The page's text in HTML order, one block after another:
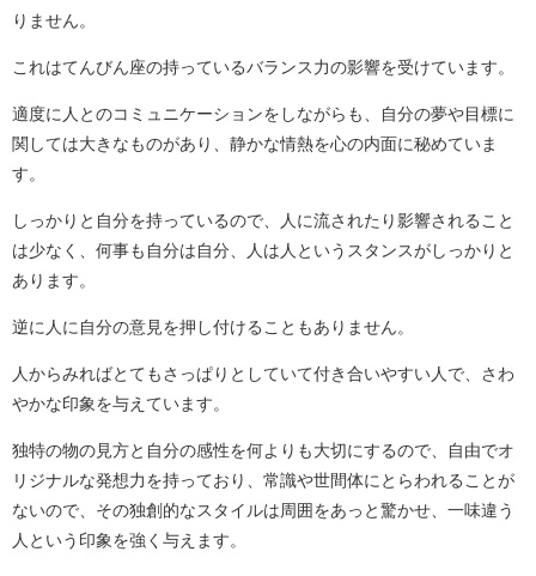
りません。
これはてんびん座の持っているバランス力の影響を受けています。
適度に人とのコミュニケーションをしながらも、自分の夢や目標に
関しては大きなものがあり、静かな情熱を心の内面に秘めていま
す。
しっかりと自分を持っているので、人に流されたり影響されること
は少なく、何事も自分は自分、人は人というスタンスがしっかりと
あります。
逆に人に自分の意見を押し付けることもありません。
人からみればとてもさっぱりとしていて付き合いやすい人で、さわ
やかな印象を与えています。
独特の物の見方と自分の感性を何よりも大切にするので、自由でオ
リジナルな発想力を持っており、常識や世間体にとらわれることが
ないので、その独創的なスタイルは周囲をあっと驚かせ、一味違う
人という印象を強く与えます。